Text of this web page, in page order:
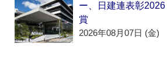
ー、日建連表彰
賞
2026年08月07日 (金)